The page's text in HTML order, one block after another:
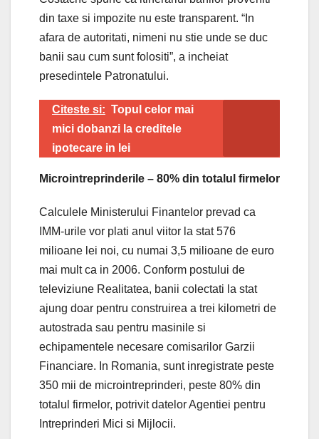
din taxe si impozite nu este transparent. “In
afara de autoritati, nimeni nu stie unde se duc
banii sau cum sunt folositi”, a incheiat
presedintele Patronatului.
Citeste si: Topul celor mai
mici dobanzi la creditele
ipotecare in lei
Microintreprinderile – 80% din totalul firmelor
Calculele Ministerului Finantelor prevad ca
IMM-urile vor plati anul viitor la stat 576
milioane lei noi, cu numai 3,5 milioane de euro
mai mult ca in 2006. Conform postului de
televiziune Realitatea, banii colectati la stat
ajung doar pentru construirea a trei kilometri de
autostrada sau pentru masinile si
echipamentele necesare comisarilor Garzii
Financiare. In Romania, sunt inregistrate peste
350 mii de microintreprinderi, peste 80% din
totalul firmelor, potrivit datelor Agentiei pentru
Intreprinderi Mici si Mijlocii.